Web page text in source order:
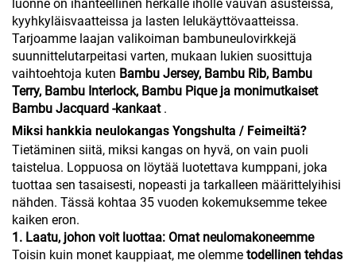
luonne on ihanteellinen herkälle iholle vauvan asusteissa,
kyyhkyläisvaatteissa ja lasten lelukäyttövaatteissa.
Tarjoamme laajan valikoiman bambuneulovirkkejä
suunnittelutarpeitasi varten, mukaan lukien suosittuja
vaihtoehtoja kuten Bambu Jersey, Bambu Rib, Bambu
Terry, Bambu Interlock, Bambu Pique ja monimutkaiset
Bambu Jacquard -kankaat .
Miksi hankkia neulokangas Yongshulta / Feimeiltä?
Tietäminen siitä, miksi kangas on hyvä, on vain puoli
taistelua. Loppuosa on löytää luotettava kumppani, joka
tuottaa sen tasaisesti, nopeasti ja tarkalleen määrittelyihisi
nähden. Tässä kohtaa 35 vuoden kokemuksemme tekee
kaiken eron.
1. Laatu, johon voit luottaa: Omat neulomakoneemme
Toisin kuin monet kauppiaat, me olemme todellinen tehdas